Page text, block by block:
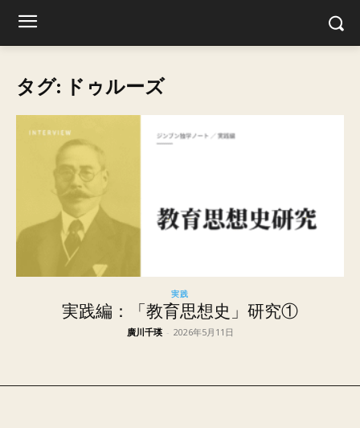
タグ: ドゥルーズ
実践
実践編：「教育思想史」研究①
廣川千瑛 - 2026年5月11日